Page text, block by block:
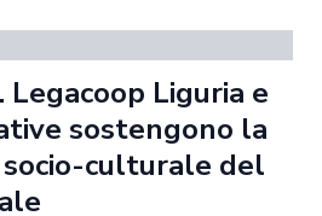
Legacoop Liguria e
sostengono la
culturale del